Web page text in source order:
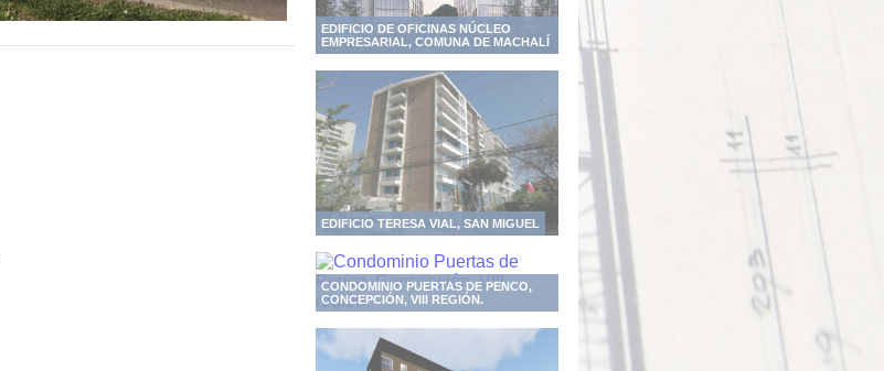
EDIFICIO DE OFICINAS NÚCLEO
EMPRESARIAL, COMUNA DE MACHALÍ
EDIFICIO TERESA VIAL, SAN MIGUEL
CONDOMINIO PUERTAS DE PENCO,
CONCEPCIÓN, VIII REGIÓN.